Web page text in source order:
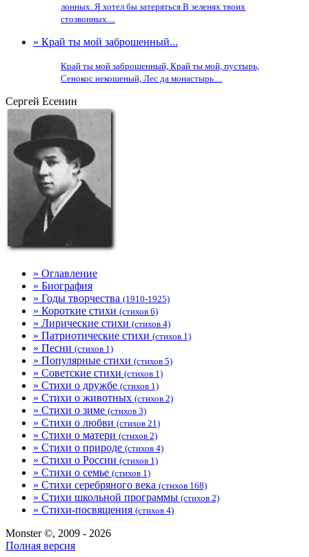
лонных. Я хотел бы затеряться В зеленях твоих
стозвонных....
» Край ты мой заброшенный...
Край ты мой заброшенный, Край ты мой, пустырь,
Сенокос некошеный, Лес да монастырь....
Сергей Есенин
» Оглавление
» Биография
» Годы творчества (1910-1925)
» Короткие стихи (стихов 6)
» Лирические стихи (стихов 4)
» Патриотические стихи (стихов 1)
» Песни (стихов 1)
» Популярные стихи (стихов 5)
» Советские стихи (стихов 1)
» Стихи о дружбе (стихов 1)
» Стихи о животных (стихов 2)
» Стихи о зиме (стихов 3)
» Стихи о любви (стихов 21)
» Стихи о матери (стихов 2)
» Стихи о природе (стихов 4)
» Стихи о России (стихов 1)
» Стихи о семье (стихов 1)
» Стихи серебряного века (стихов 168)
» Стихи школьной программы (стихов 2)
» Стихи-посвящения (стихов 4)
Monster ©, 2009 - 2026
Полная версия